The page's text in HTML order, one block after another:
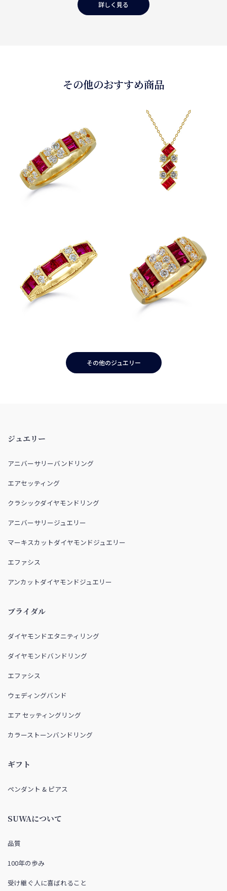
詳しく見る
その他のおすすめ商品
その他のジュエリー
ジュエリー
アニバーサリーバンドリング
エアセッティング
クラシックダイヤモンドリング
アニバーサリージュエリー
マーキスカットダイヤモンドジュエリー
エファシス
アンカットダイヤモンドジュエリー
ブライダル
ダイヤモンドエタニティリング
ダイヤモンドバンドリング
エファシス
ウェディングバンド
エア セッティングリング
カラーストーンバンドリング
ギフト
ペンダント & ピアス
SUWAについて
品質
100年の歩み
受け継ぐ人に喜ばれること